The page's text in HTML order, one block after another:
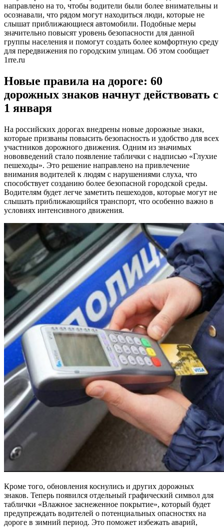
направлено на то, чтобы водители были более внимательны и
осознавали, что рядом могут находиться люди, которые не
слышат приближающиеся автомобили. Подобные меры
значительно повысят уровень безопасности для данной
группы населения и помогут создать более комфортную среду
для передвижения по городским улицам. Об этом сообщает
1rre.ru
Новые правила на дороге: 60
дорожных знаков начнут действовать с
1 января
На российских дорогах внедрены новые дорожные знаки,
которые призваны повысить безопасность и удобство для всех
участников дорожного движения. Одним из значимых
нововведений стало появление таблички с надписью «Глухие
пешеходы». Это решение направлено на привлечение
внимания водителей к людям с нарушениями слуха, что
способствует созданию более безопасной городской среды.
Водителям будет легче заметить пешеходов, которые могут не
слышать приближающийся транспорт, что особенно важно в
условиях интенсивного движения.
Кроме того, обновления коснулись и других дорожных
знаков. Теперь появился отдельный графический символ для
таблички «Влажное заснеженное покрытие», который будет
предупреждать водителей о потенциальных опасностях на
дороге в зимний период. Это поможет избежать аварий,